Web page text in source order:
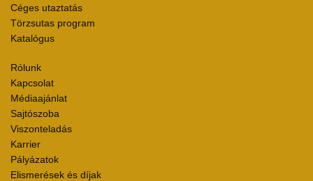
Céges utaztatás
Törzsutas program
Katalógus
Rólunk
Kapcsolat
Médiaajánlat
Sajtószoba
Viszonteladás
Karrier
Pályázatok
Elismerések és díjak